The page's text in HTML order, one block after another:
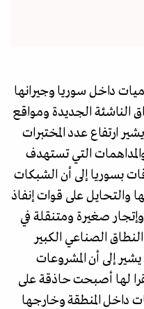
داخل سوريا وجيرانها
الناشئة الجديدة ومواقع
ارتفاع عدد المختبرات
التي تستهدف
بسوريا إلى أن الشبكات
والتحايل على قوات إنفاذ
صغيرة ومتنقلة في
الصناعي الكبير
إلى أن المشروعات
لها أصبحت حاذقة على
المنطقة وخارجها